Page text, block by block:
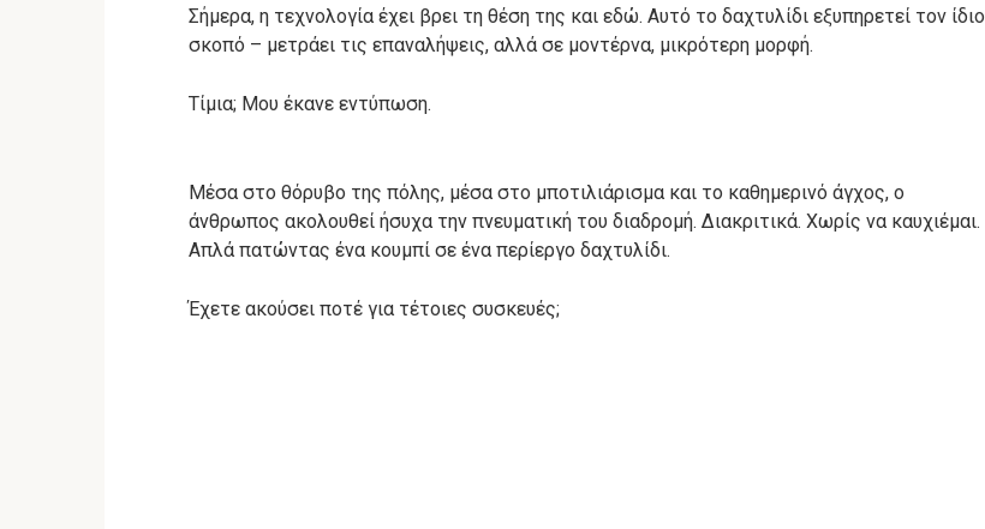
Σήμερα, η τεχνολογία έχει βρει τη θέση της και εδώ. Αυτό το δαχτυλίδι εξυπηρετεί τον ίδιο
σκοπό – μετράει τις επαναλήψεις, αλλά σε μοντέρνα, μικρότερη μορφή.
Τίμια; Μου έκανε εντύπωση.
Μέσα στο θόρυβο της πόλης, μέσα στο μποτιλιάρισμα και το καθημερινό άγχος, ο
άνθρωπος ακολουθεί ήσυχα την πνευματική του διαδρομή. Διακριτικά. Χωρίς να καυχιέμαι.
Απλά πατώντας ένα κουμπί σε ένα περίεργο δαχτυλίδι.
Έχετε ακούσει ποτέ για τέτοιες συσκευές;